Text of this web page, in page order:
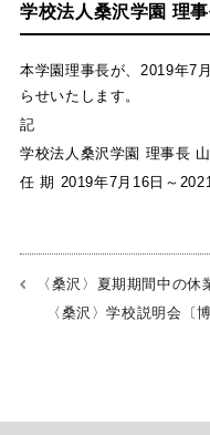
学校法人桑沢学園 理
本学園理事長が、2019年7
らせいたします。
記
学校法人桑沢学園 理事長
任 期 2019年7月16日～
〈桑沢〉夏期期間中の休
〈桑沢〉学校説明会〔